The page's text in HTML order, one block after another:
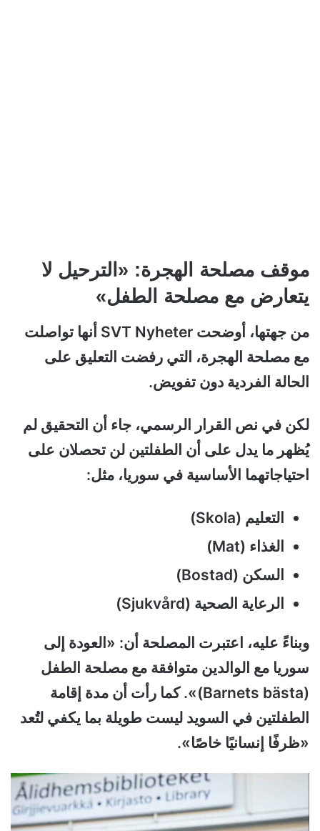
موقف مصلحة الهجرة: «الترحيل لا
يتعارض مع مصلحة الطفل»
من جهتها، أوضحت SVT Nyheter أنها تواصلت
مع مصلحة الهجرة، التي رفضت التعليق على
الحالة الفردية دون تفويض.
لكن في نص القرار الرسمي، جاء أن التحقيق لم
يُظهر ما يدل على أن الطفلتين لن تحصلان على
احتياجاتهما الأساسية في سوريا، مثل:
التعليم (Skola)
الغذاء (Mat)
السكن (Bostad)
الرعاية الصحية (Sjukvård)
وبناءً عليه، اعتبرت المصلحة أن: «العودة إلى
سوريا مع الوالدين متوافقة مع مصلحة الطفل
(Barnets bästa)». كما رأت أن مدة إقامة
الطفلتين في السويد ليست طويلة بما يكفي لتُعد
«ظرفًا إنسانيًا خاصًا».